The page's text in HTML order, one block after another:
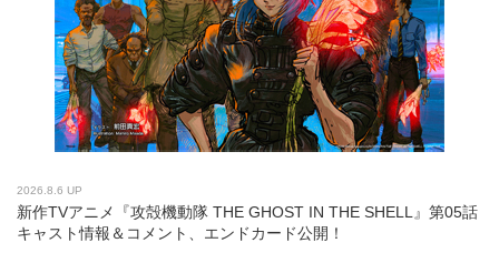
2026.8.6 UP
新作TVアニメ『攻殻機動隊 THE GHOST IN THE SHELL』第05話
キャスト情報＆コメント、エンドカード公開！